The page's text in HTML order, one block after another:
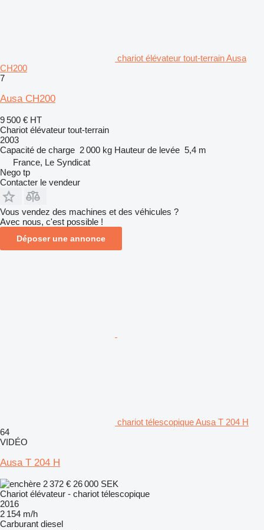
chariot élévateur tout-terrain Ausa
CH200
7
Ausa CH200
9 500 € HT
Chariot élévateur tout-terrain
2003
Capacité de charge 2 000 kg Hauteur de levée 5,4 m
France, Le Syndicat
Nego tp
Contacter le vendeur
Vous vendez des machines et des véhicules ?
Avec nous, c'est possible !
Déposer une annonce
chariot télescopique Ausa T 204 H
64
VIDÉO
Ausa T 204 H
2 372 € 26 000 SEK
Chariot élévateur - chariot télescopique
2016
2 154 m/h
Carburant diesel